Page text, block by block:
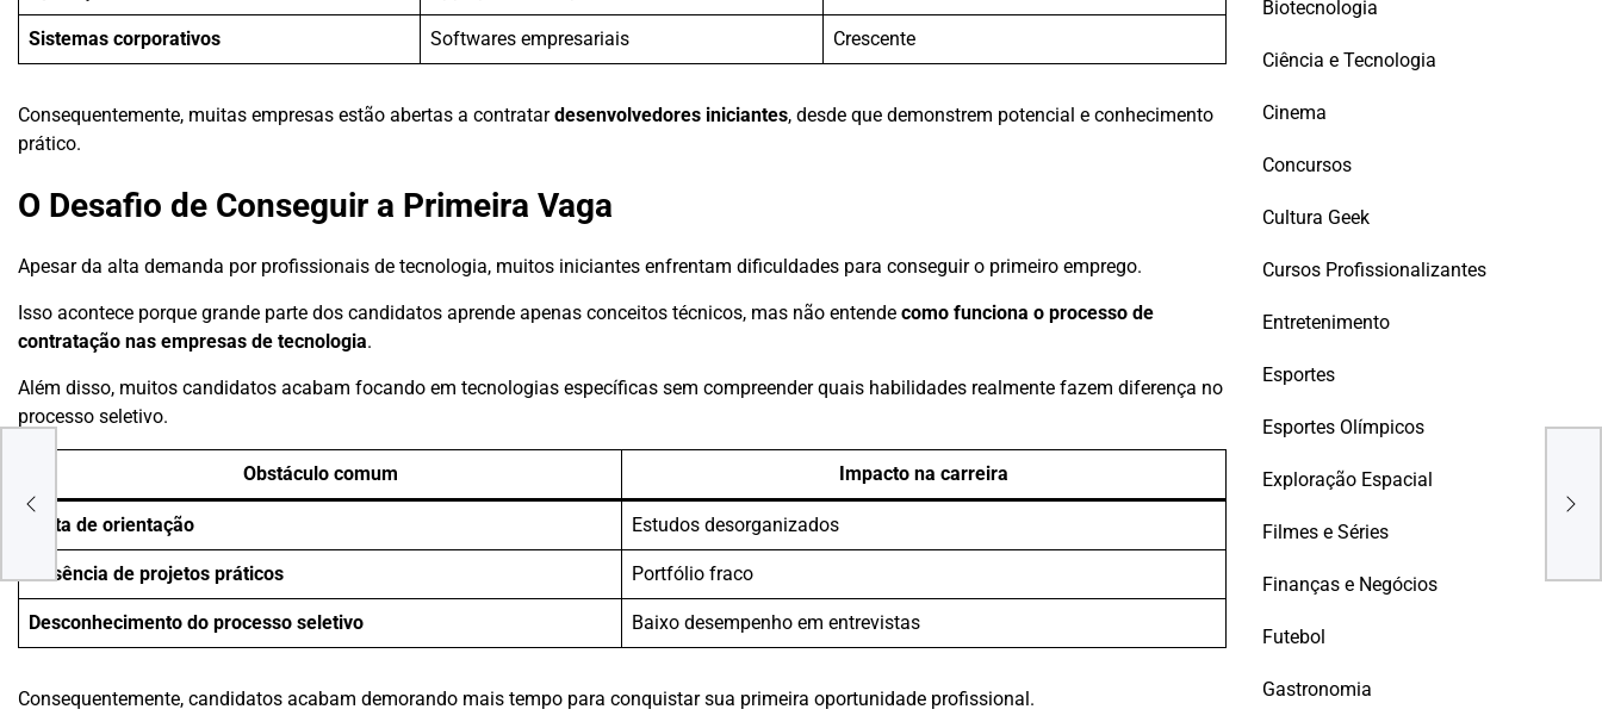
Sistemas corporativos Softwares empresariais Crescente
Consequentemente, muitas empresas estão abertas a contratardesenvolvedores iniciantes, desde que demonstrem potencial e conhecimento
prático.
O Desafio de Conseguir a Primeira Vaga
Apesar da alta demanda por profissionais de tecnologia, muitos iniciantes enfrentam dificuldades para conseguir o primeiro emprego.
Isso acontece porque grande parte dos candidatos aprende apenas conceitos técnicos, mas não entende como funciona o processo de
contratação nas empresas de tecnologia.
Além disso, muitos candidatos acabam focando em tecnologias específicas sem compreender quais habilidades realmente fazem diferença no
processo seletivo.
Obstáculo comum Impacto na carreira
Falta de orientação Estudos desorganizados
Ausência de projetos práticos Portfólio fraco
Desconhecimento do processo seletivo Baixo desempenho em entrevistas
Consequentemente, candidatos acabam demorando mais tempo para conquistar sua primeira oportunidade profissional.
Biotecnologia
Ciência e Tecnologia
Cinema
Concursos
Cultura Geek
Cursos Profissionalizantes
Entretenimento
Esportes
Esportes Olímpicos
Exploração Espacial
Filmes e Séries
Finanças e Negócios
Futebol
Gastronomia